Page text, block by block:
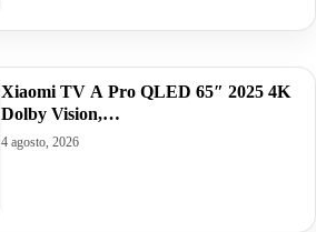
Xiaomi TV A Pro QLED 65″ 2025 4K
Dolby Vision,…
4 agosto, 2026